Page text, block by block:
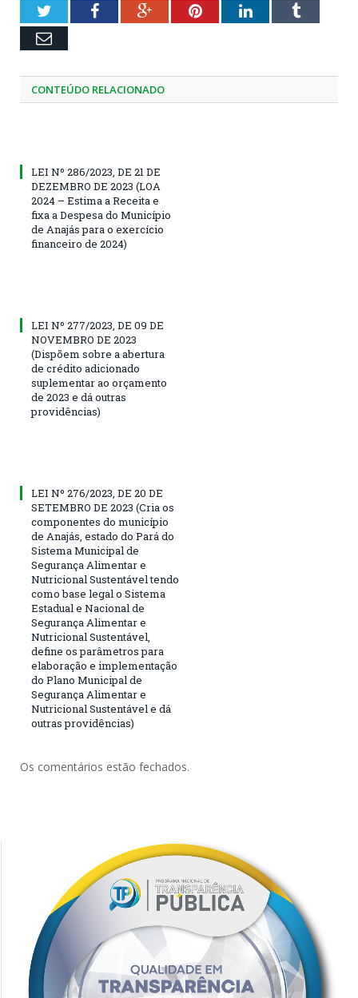
TwitterFacebookGoogle+PinterestLinkedInTumblr
Email
CONTEÚDO RELACIONADO
LEI Nº 286/2023, DE 21 DE
DEZEMBRO DE 2023 (LOA
2024 – Estima a Receita e
fixa a Despesa do Município
de Anajás para o exercício
financeiro de 2024)
LEI Nº 277/2023, DE 09 DE
NOVEMBRO DE 2023
(Dispõem sobre a abertura
de crédito adicionado
suplementar ao orçamento
de 2023 e dá outras
providências)
LEI Nº 276/2023, DE 20 DE
SETEMBRO DE 2023 (Cria os
componentes do município
de Anajás, estado do Pará do
Sistema Municipal de
Segurança Alimentar e
Nutricional Sustentável tendo
como base legal o Sistema
Estadual e Nacional de
Segurança Alimentar e
Nutricional Sustentável,
define os parâmetros para
elaboração e implementação
do Plano Municipal de
Segurança Alimentar e
Nutricional Sustentável e dá
outras providências)
Os comentários estão fechados.